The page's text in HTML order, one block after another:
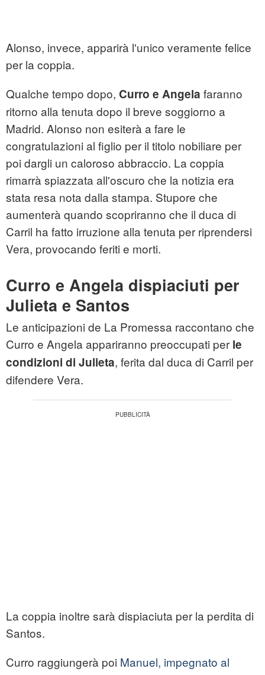
Alonso, invece, apparirà l'unico veramente felice
per la coppia.
Qualche tempo dopo, Curro e Angela faranno
ritorno alla tenuta dopo il breve soggiorno a
Madrid. Alonso non esiterà a fare le
congratulazioni al figlio per il titolo nobiliare per
poi dargli un caloroso abbraccio. La coppia
rimarrà spiazzata all'oscuro che la notizia era
stata resa nota dalla stampa. Stupore che
aumenterà quando scopriranno che il duca di
Carril ha fatto irruzione alla tenuta per riprendersi
Vera, provocando feriti e morti.
Curro e Angela dispiaciuti per
Julieta e Santos
Le anticipazioni de La Promessa raccontano che
Curro e Angela appariranno preoccupati per le
condizioni di Julieta, ferita dal duca di Carril per
difendere Vera.
La coppia inoltre sarà dispiaciuta per la perdita di
Santos.
Curro raggiungerà poi Manuel, impegnato al